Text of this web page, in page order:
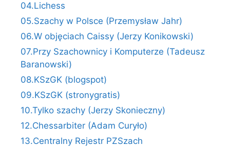
04.Lichess
05.Szachy w Polsce (Przemysław Jahr)
06.W objęciach Caissy (Jerzy Konikowski)
07.Przy Szachownicy i Komputerze (Tadeusz
Baranowski)
08.KSzGK (blogspot)
09.KSzGK (stronygratis)
10.Tylko szachy (Jerzy Skonieczny)
12.Chessarbiter (Adam Curyło)
13.Centralny Rejestr PZSzach